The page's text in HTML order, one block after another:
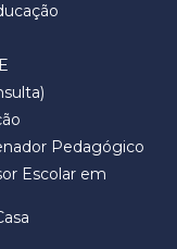
Pedagógico
Escolar em